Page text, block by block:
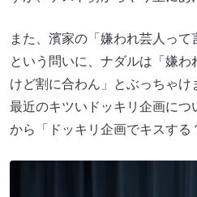
また、濱家の「嫌われ芸人って
という問いに、ナダルは「嫌わ
けど割に合わん」とぶっちゃ
最近のキツいドッキリ企画につ
から「ドッキリ企画でキスす